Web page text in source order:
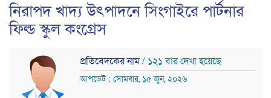
নিরাপদ খাদ্য উৎপাদনে সিংগাইরে পার্টনার
ফিল্ড স্কুল কংগ্রেস
প্রতিবেদকের নাম/ ১২১ বার দেখা হয়েছে
আপডেট : সোমবার, ১৫ জুন, ২০২৬